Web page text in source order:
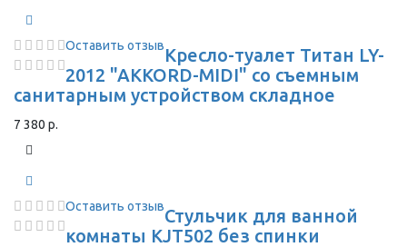
Оставить отзывКресло-туалет Титан LY-
2012 "AKKORD-MIDI" со съемным
санитарным устройством складное
7 380 р.
Оставить отзывСтульчик для ванной
комнаты KJT502 без спинки